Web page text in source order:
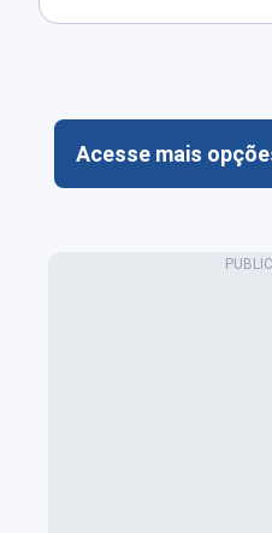
Acesse mais